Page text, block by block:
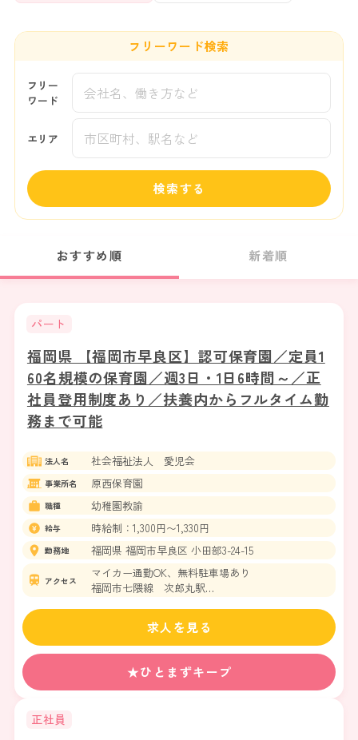
フリーワード検索
フリー
ワード
エリア
検索する
おすすめ順 新着順
パート
福岡県 【福岡市早良区】認可保育園／定員1
60名規模の保育園／週3日・1日6時間～／正
社員登用制度あり／扶養内からフルタイム勤
務まで可能
法人名 社会福祉法人 愛児会
事業所名 原西保育園
職種 幼稚園教諭
給与 時給制：1,300円〜1,330円
勤務地 福岡県 福岡市早良区 小田部3-24-15
アクセス
マイカー通勤OK、無料駐車場あり
福岡市七隈線 次郎丸駅
西鉄バス 小田部5丁目バス停から徒歩3分
★ひとまずキープ
求人を見る
正社員